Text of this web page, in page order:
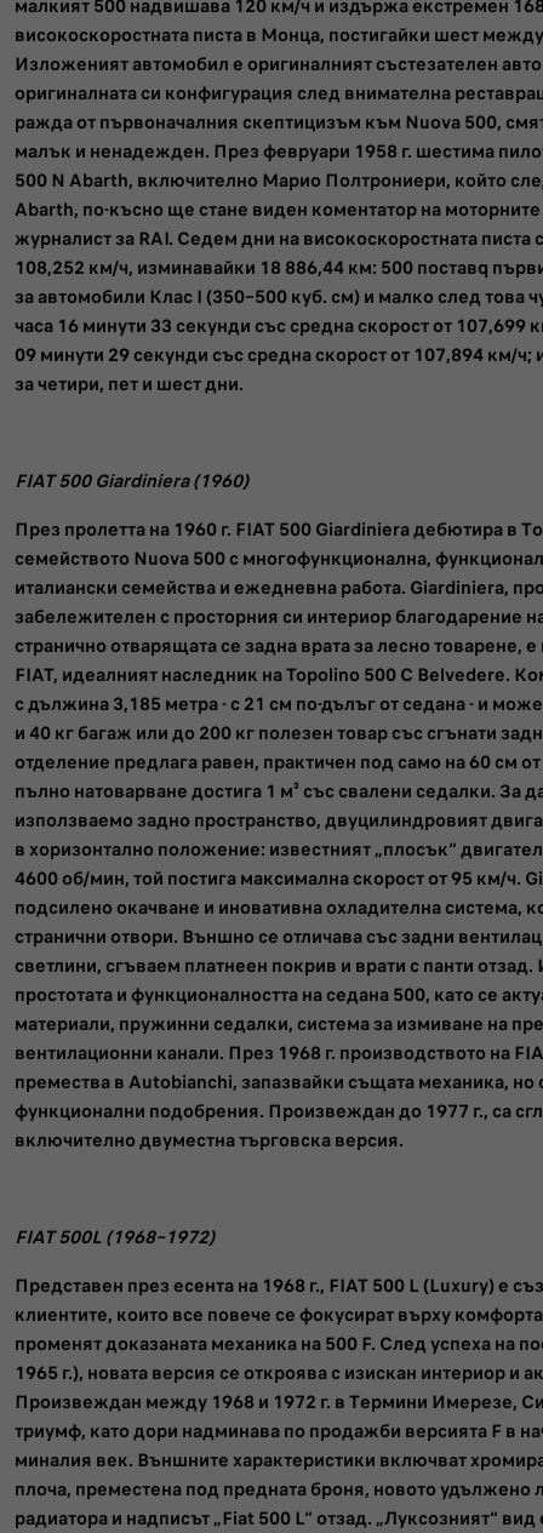
малкият 500 надвишава 120 км/ч и издържа екстремен
високоскоростната писта в Монца, постигайки шест
Изложеният автомобил е оригиналният състезателен
оригиналната си конфигурация след внимателна
ражда от първоначалния скептицизъм към Nuova 500,
малък и ненадежден. През февруари 1958 г. шестима
500 N Abarth, включително Марио Полтрониери, който
Abarth, по-късно ще стане виден коментатор на
журналист за RAI. Седем дни на високоскоростната писта
108,252 км/ч, изминавайки 18 886,44 км: 500 поставq
за автомобили Клас I (350–500 куб. см) и малко след това
часа 16 минути 33 секунди със средна скорост от 107,699
09 минути 29 секунди със средна скорост от 107,894 км/
за четири, пет и шест дни.
FIAT 500 Giardiniera (1960)
През пролетта на 1960 г. FIAT 500 Giardiniera дебютира в
семейството Nuova 500 с многофункционална,
италиански семейства и ежедневна работа. Giardiniera,
забележителен с просторния си интериор благодарение
странично отварящата се задна врата за лесно товарене,
FIAT, идеалният наследник на Topolino 500 C Belvedere.
с дължина 3,185 метра - с 21 см по-дълъг от седана - и
и 40 кг багаж или до 200 кг полезен товар със сгънати
отделение предлага равен, практичен под само на 60 см
пълно натоварване достига 1 м³ със свалени седалки. За
използваемо задно пространство, двуцилиндровият
в хоризонтално положение: известният „плосък“
4600 об/мин, той постига максимална скорост от 95 км/ч.
подсилено окачване и иновативна охладителна система,
странични отвори. Външно се отличава със задни
светлини, сгъваем платнеен покрив и врати с панти
простотата и функционалността на седана 500, като се
материали, пружинни седалки, система за измиване на
вентилационни канали. През 1968 г. производството на
премества в Autobianchi, запазвайки същата механика, но
функционални подобрения. Произвеждан до 1977 г., са
включително двуместна търговска версия.
FIAT 500L (1968–1972)
Представен през есента на 1968 г., FIAT 500 L (Luxury) е
клиентите, които все повече се фокусират върху
променят доказаната механика на 500 F. След успеха на
1965 г.), новата версия се откроява с изискан интериор и
Произвеждан между 1968 и 1972 г. в Термини Имерезе,
триумф, като дори надминава по продажби версията F в
миналия век. Външните характеристики включват
плоча, преместена под предната броня, новото удължено
радиатора и надписът „Fiat 500 L“ отзад. „Луксозният“